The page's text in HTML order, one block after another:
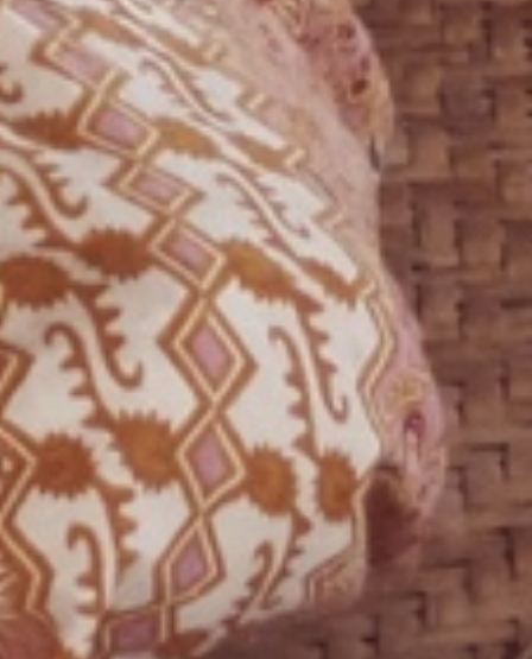
finns på
i
är hårt
arbetet
för att
handlar